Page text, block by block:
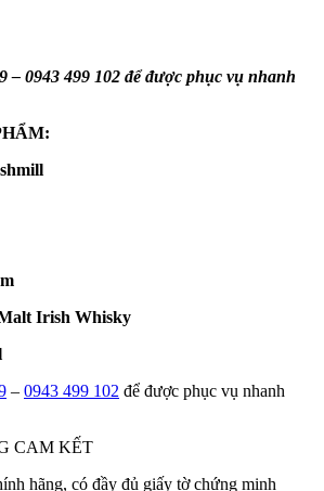
– 0943 499 102 để được phục vụ nhanh
Irish Whisky
– 0943 499 102 để được phục vụ nhanh
CAM KẾT
hãng, có đầy đủ giấy tờ chứng minh